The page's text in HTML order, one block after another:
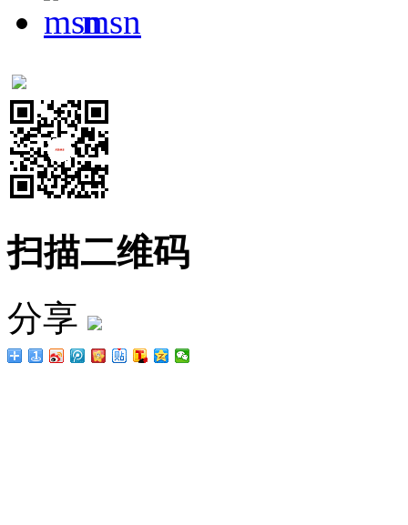
msn
扫描二维码
分享